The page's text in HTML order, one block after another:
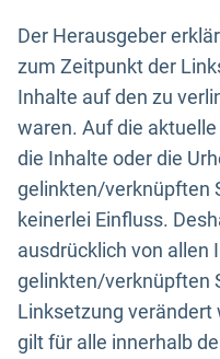
Der Herausgeber
zum Zeitpunkt der
Inhalte auf den zu
waren. Auf die
die Inhalte oder die
gelinkten/verknüpften
keinerlei Einfluss.
ausdrücklich von allen
gelinkten/verknüpften
Linksetzung verändert
gilt für alle innerhalb